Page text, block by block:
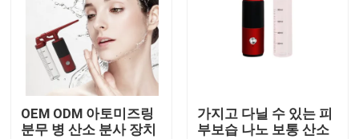
인용문을 요구하세요
집의 본체 마사지사
뒤쪽 마사지사 패드
OEM ODM 아토미즈링
분무 병 산소 분사 장치
가지고 다닐 수 있는 피
부보습 나노 보통 산소